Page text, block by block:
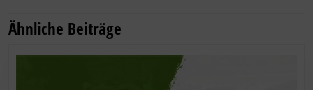
Ähnliche Beiträge